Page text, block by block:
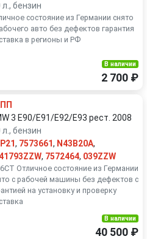
л., бензин
состояние из Германии снято
авто без дефектов гарантия
в регионы и РФ
В наличии
2 700 ₽
3 E90/E91/E92/E93 рест. 2008
л., бензин
, 7573661, N43B20A,
, 7572464, 039ZZW
Отличное состояние из Германии
с рабочей машины без дефектов с
на установку и проверку
В наличии
40 500 ₽